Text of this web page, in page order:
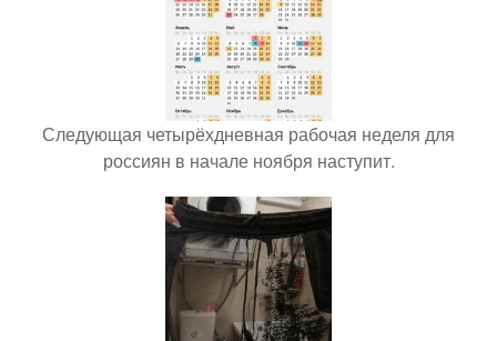
Следующая четырёхдневная рабочая неделя для
россиян в начале ноября наступит.